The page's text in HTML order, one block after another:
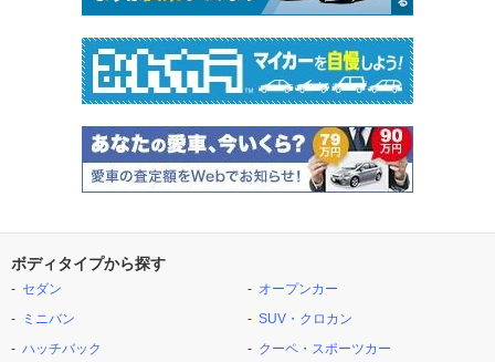
ボディタイプから探す
セダン
ミニバン
ハッチバック
オープンカー
SUV・クロカン
クーペ・スポーツカー